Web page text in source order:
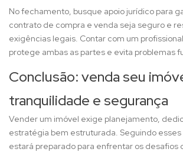
No fechamento, busque apoio jurídico para
contrato de compra e venda seja seguro e
exigências legais. Contar com um
protege ambas as partes e evita problemas
Conclusão: venda seu
tranquilidade e segurança
Vender um imóvel exige planejamento,
estratégia bem estruturada. Seguindo
estará preparado para enfrentar os desafios